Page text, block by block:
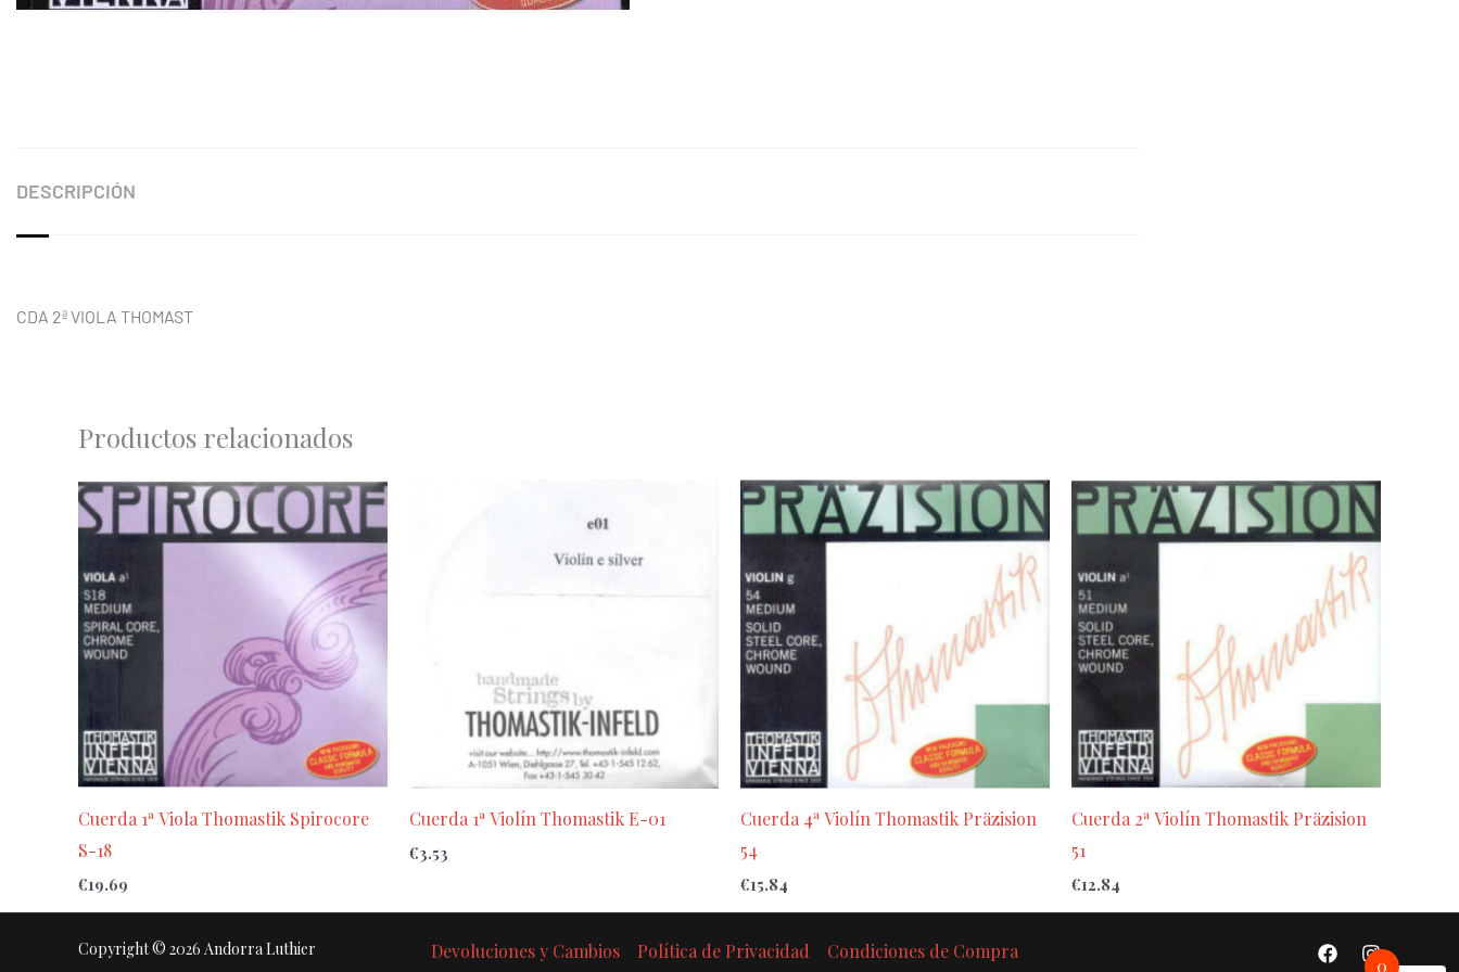
DESCRIPCIÓN
CDA 2ª VIOLA THOMAST
Productos relacionados
Cuerda 1ª Viola Thomastik Spirocore
S-18
€19.69
Cuerda 1ª Violín Thomastik E-01
€3.53
Cuerda 4ª Violín Thomastik Präzision
54
€15.84
Cuerda 2ª Violín Thomastik Präzision
51
€12.84
Copyright © 2026 Andorra Luthier Devoluciones y Cambios Política de Privacidad Condiciones de Compra
0